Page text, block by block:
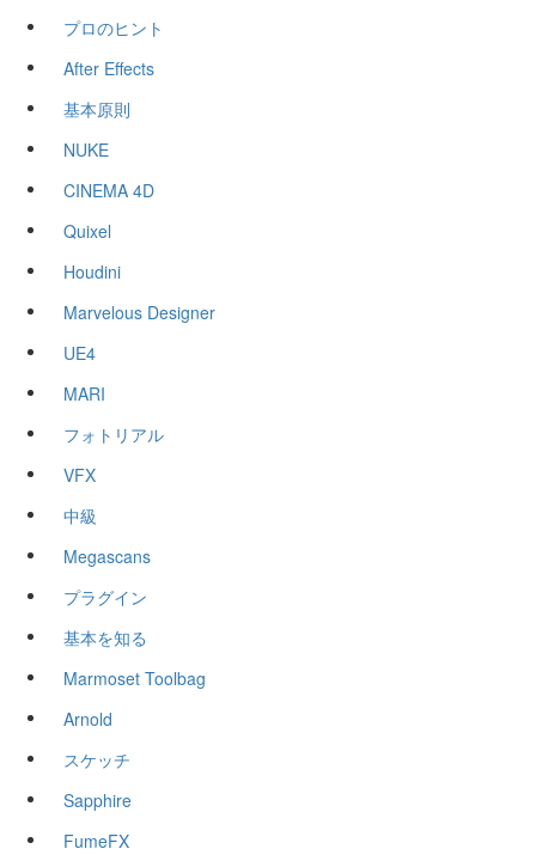
プロのヒント
After Effects
基本原則
NUKE
CINEMA 4D
Quixel
Houdini
Marvelous Designer
UE4
MARI
フォトリアル
VFX
中級
Megascans
プラグイン
基本を知る
Marmoset Toolbag
Arnold
スケッチ
Sapphire
FumeFX